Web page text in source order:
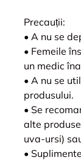
Precauții:
• A nu se
• Femeile
un medic
• A nu se
produsului.
• Se
alte
uva-ursi)
•